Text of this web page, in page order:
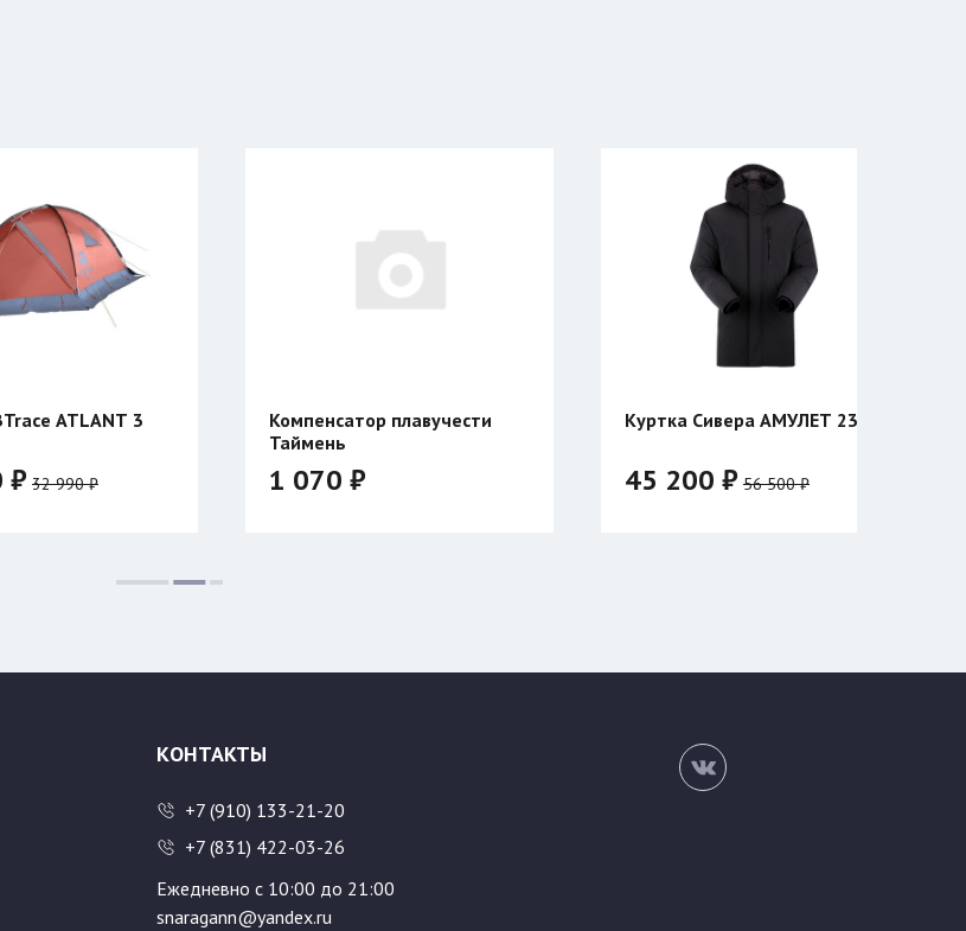
плавучести
070 ₽
Куртка Сивера АМУЛЕТ 23
45 200 ₽
46/17648/17650/18252/182
Катушка Таймень для ружья
3 820 ₽
КОНТАКТЫ
+7 (910) 133-21-20
+7 (831) 422-03-26
Ежедневно с 10:00 до 21:00
snaragann@yandex.ru